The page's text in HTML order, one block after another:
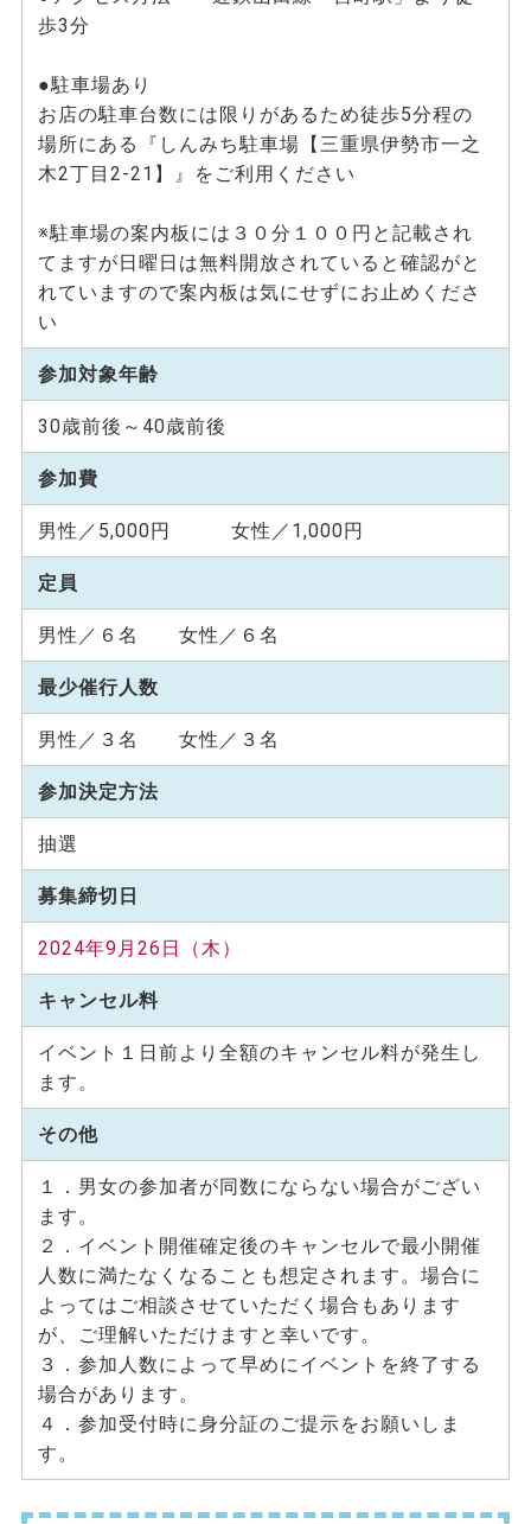
歩3分
●駐車場あり
お店の駐車台数には限りがあるため徒歩5分程の
場所にある『しんみち駐車場【三重県伊勢市一之
木2丁目2-21】』をご利用ください
※駐車場の案内板には３０分１００円と記載され
てますが日曜日は無料開放されていると確認がと
れていますので案内板は気にせずにお止めくださ
い
参加対象年齢
30歳前後～40歳前後
参加費
男性／5,000円 女性／1,000円
定員
男性／６名 女性／６名
最少催行人数
男性／３名 女性／３名
参加決定方法
抽選
募集締切日
2024年9月26日（木）
キャンセル料
イベント１日前より全額のキャンセル料が発生し
ます。
その他
１．男女の参加者が同数にならない場合がござい
ます。
２．イベント開催確定後のキャンセルで最小開催
人数に満たなくなることも想定されます。場合に
よってはご相談させていただく場合もあります
が、ご理解いただけますと幸いです。
３．参加人数によって早めにイベントを終了する
場合があります。
４．参加受付時に身分証のご提示をお願いしま
す。